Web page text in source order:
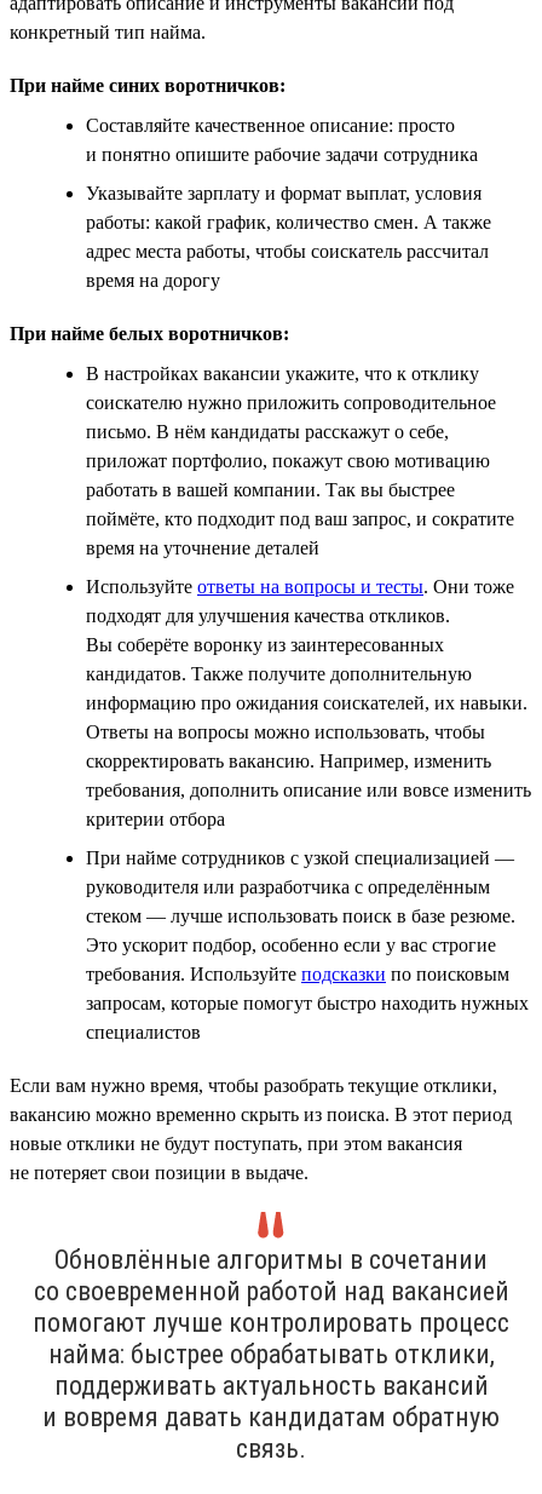
конкретный тип найма.
При найме синих воротничков:
Составляйте качественное описание: просто
и понятно опишите рабочие задачи сотрудника
Указывайте зарплату и формат выплат, условия
работы: какой график, количество смен. А также
адрес места работы, чтобы соискатель рассчитал
время на дорогу
При найме белых воротничков:
В настройках вакансии укажите, что к отклику
соискателю нужно приложить сопроводительное
письмо. В нём кандидаты расскажут о себе,
приложат портфолио, покажут свою мотивацию
работать в вашей компании. Так вы быстрее
поймёте, кто подходит под ваш запрос, и сократите
время на уточнение деталей
Используйте ответы на вопросы и тесты. Они тоже
подходят для улучшения качества откликов.
Вы соберёте воронку из заинтересованных
кандидатов. Также получите дополнительную
информацию про ожидания соискателей, их навыки.
Ответы на вопросы можно использовать, чтобы
скорректировать вакансию. Например, изменить
требования, дополнить описание или вовсе изменить
критерии отбора
При найме сотрудников с узкой специализацией —
руководителя или разработчика с определённым
стеком — лучше использовать поиск в базе резюме.
Это ускорит подбор, особенно если у вас строгие
требования. Используйте подсказки по поисковым
запросам, которые помогут быстро находить нужных
специалистов
Если вам нужно время, чтобы разобрать текущие отклики,
вакансию можно временно скрыть из поиска. В этот период
новые отклики не будут поступать, при этом вакансия
не потеряет свои позиции в выдаче.
Обновлённые алгоритмы в сочетании
со своевременной работой над вакансией
помогают лучше контролировать процесс
найма: быстрее обрабатывать отклики,
поддерживать актуальность вакансий
и вовремя давать кандидатам обратную
связь.